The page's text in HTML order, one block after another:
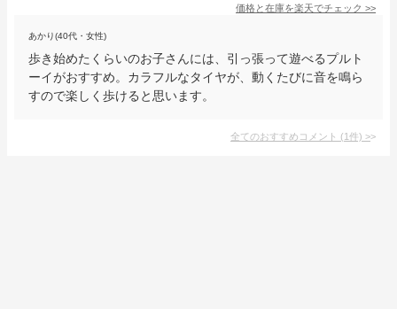
価格と在庫を楽天でチェック >>
あかり(40代・女性)
歩き始めたくらいのお子さんには、引っ張って遊べるプルト
ーイがおすすめ。カラフルなタイヤが、動くたびに音を鳴ら
すので楽しく歩けると思います。
全てのおすすめコメント (1件) >